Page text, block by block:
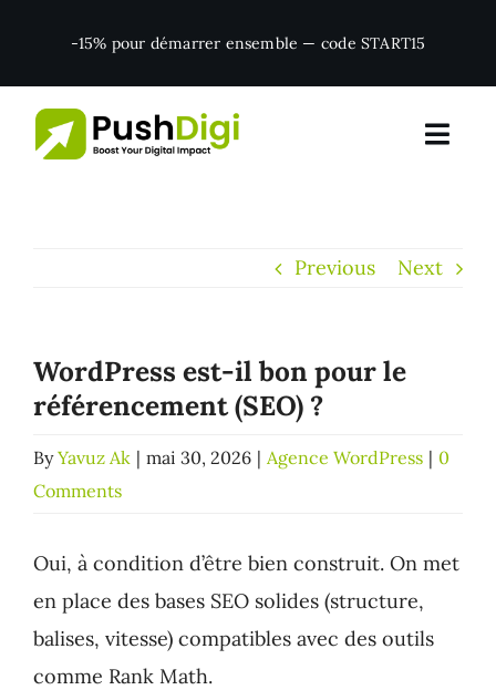
content
-15% pour démarrer ensemble — code START15
Previous Next
WordPress est-il bon pour le
référencement (SEO) ?
ByYavuz Ak | mai 30, 2026 | Agence WordPress | 0
Comments
Oui, à condition d’être bien construit. On met
en place des bases SEO solides (structure,
balises, vitesse) compatibles avec des outils
comme Rank Math.